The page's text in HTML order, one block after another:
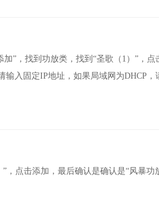
”，找到功放类，找到“圣歌（1）”，点
入固定IP地址，如果局域网为DHCP，
，点击添加，最后确认是确认是“风暴功